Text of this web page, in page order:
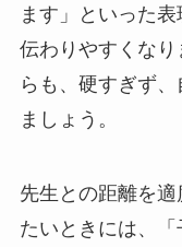
ます」といった
伝わりやすくな
らも、硬すぎず
ましょう。
先生との距離を
たいときには、